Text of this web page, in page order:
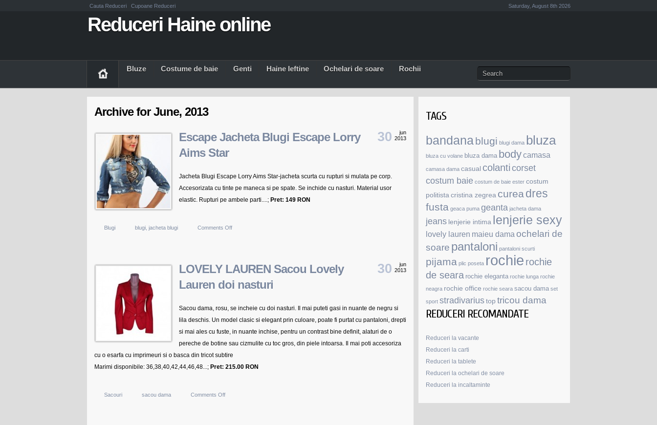
Cauta Reduceri Cupoane Reduceri Saturday, August 8th 2026
Reduceri Haine online
Bluze Costume de baie Genti Haine Ieftine Ochelari de soare Rochii
Archive for June, 2013
jun
2013
30
Escape Jacheta Blugi Escape Lorry
Aims Star
Jacheta Blugi Escape Lorry Aims Star-jacheta scurta cu rupturi si mulata pe corp.
Accesorizata cu tinte pe maneca si pe spate. Se inchide cu nasturi. Material usor
elastic. Rupturi pe ambele parti....; Pret: 149 RON
Blugi blugi jacheta blugi Comments Offon
Escape
Lorry
Star
jun
2013
30
LOVELY LAUREN Sacou Lovely
Lauren doi nasturi
Sacou dama, rosu, se incheie cu doi nasturi. Il mai puteti gasi in nuante de negru si
lila deschis. Un model clasic si elegant prin culoare, poate fi purtat cu pantaloni, drepti
si mai ales cu fuste, in nuante inchise, pentru un contrast bine definit, alaturi de o
pereche de botine sau cizmulite cu toc gros, din piele intoarsa. Il mai poti accesoriza
cu o esarfa cu imprimeuri si o basca din tricot subtire
Marimi disponibile: 36,38,40,42,44,46,48...; Pret: 215.00 RON
Sacouri sacou dama Comments Offon
TAGS
bandanablugi blugi dama bluza
bluza cu volane bluza dama bodycamasa
camasa dama casual colanticorset
costum baie costum de baie ester costum
politista cristina zegrea curea dres
fusta geaca puma geanta jacheta dama
jeans lenjerie intima lenjerie sexy
lovely lauren maieu dama ochelari de
soare pantaloni pantaloni scurti
pijama plic poseta rochie rochie
de seara rochie eleganta rochie lunga rochie
neagra rochie office rochie seara sacou dama set
sport stradivariustop tricou dama
REDUCERI RECOMANDATE
Reduceri la vacante
Reduceri la carti
Reduceri la tablete
Reduceri la ochelari de soare
Reduceri la incaltaminte